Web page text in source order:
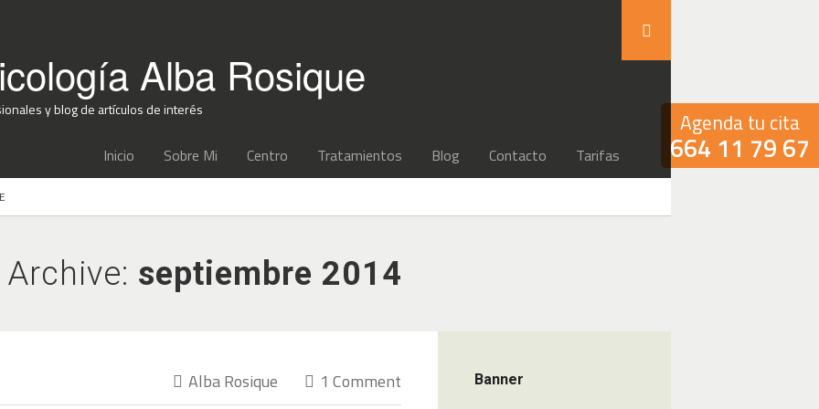
Alba Rosique
y blog de artículos de interés
Inicio Sobre Mi Centro Tratamientos Blog Contacto Tarifas
Archive: septiembre 2014
Alba Rosique 1 Comment Banner
Agenda tu cita
664 11 79 67